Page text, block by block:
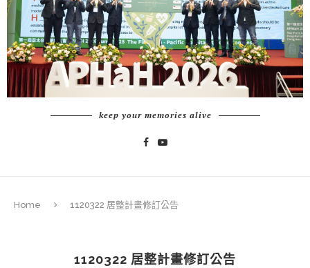
keep your memories alive
Home 1120322 居整計畫修訂公告
1120322 居整計畫修訂公告